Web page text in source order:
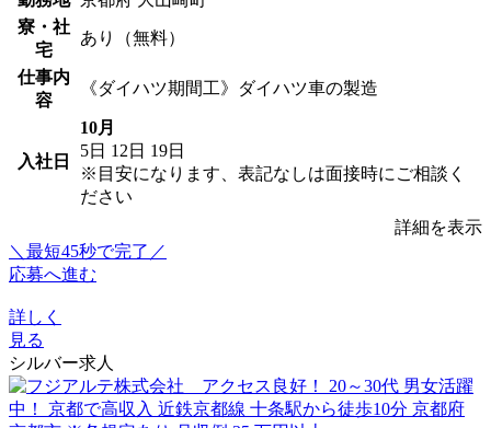
寮・社
宅
あり（無料）
仕事内
容
《ダイハツ期間工》ダイハツ車の製造
入社日
10月
5日 12日 19日
※目安になります、表記なしは面接時にご相談く
ださい
詳細を表示
＼最短45秒で完了／
応募へ進む
詳しく
見る
シルバー求人